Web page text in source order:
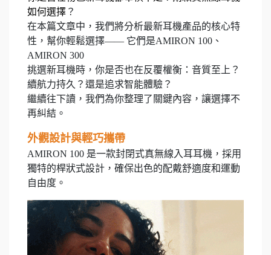
如何選擇 ？
在本篇文章中，我們將分析最新耳機產品的核心特
性，幫你輕鬆選擇—— 它們是AMIRON 100、
AMIRON 300
挑選新耳機時，你是否也在反覆權衡：音質至上？
續航力持久？還是追求智能體驗？
繼續往下讀，我們為你整理了關鍵內容，讓選擇不
再糾結。
外觀設計與輕巧攜帶
AMIRON 100 是一款封閉式真無線入耳耳機，採用
獨特的桿狀式設計，確保出色的配戴舒適度和運動
自由度。